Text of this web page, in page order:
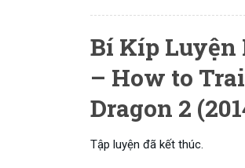
Bí Kíp Luyện
– How to
Dragon 2
Tập luyện đã kết thúc.